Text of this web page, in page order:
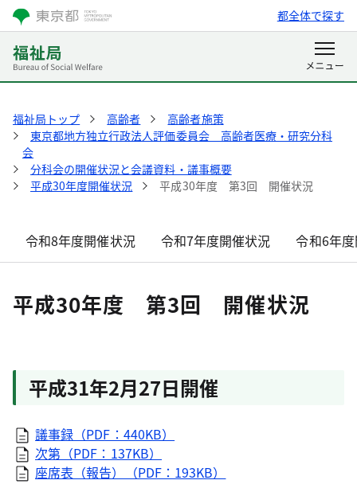
都全体で探す
福祉局トップ 高齢者
高齢者施策
東京都地方独立行政法人評価委員会 高齢者医療・研究分科
会
分科会の開催状況と会議資料・議事概要
平成30年度開催状況
平成30年度 第3回 開催状況
令和8年度開催状況 令和7年度開催状況 令和6年
平成30年度 第3回 開催状況
平成31年2月27日開催
議事録（PDF：440KB）
次第（PDF：137KB）
座席表（報告）（PDF：193KB）